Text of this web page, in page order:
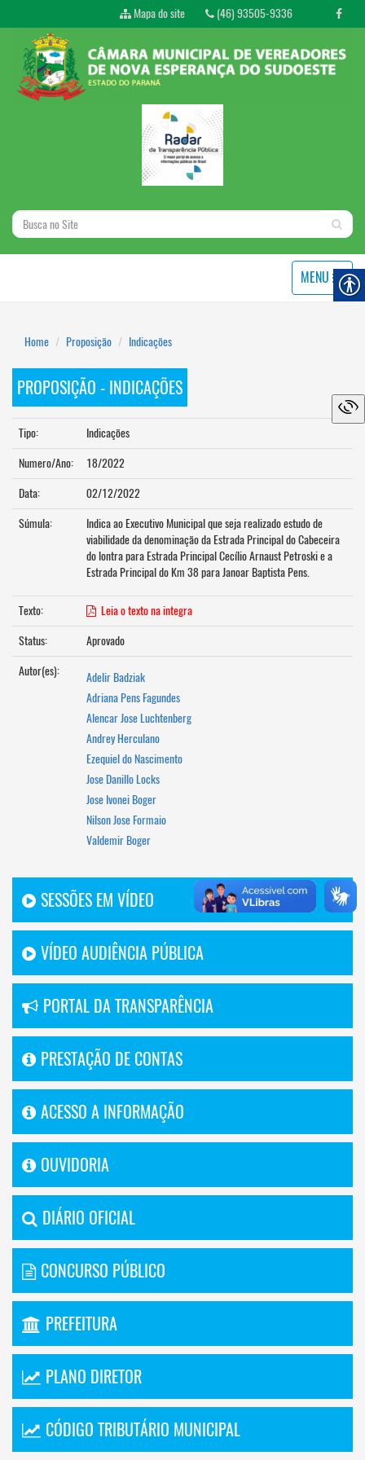
Mapa do site (46) 93505-9336
MENU
Home Proposição Indicações
PROPOSIÇÃO - INDICAÇÕES
Tipo:
Indicações
Numero/Ano:
18/2022
Data:
02/12/2022
Súmula:
Indica ao Executivo Municipal que seja realizado estudo de
viabilidade da denominação da Estrada Principal do Cabeceira
do lontra para Estrada Principal Cecílio Arnaust Petroski e a
Estrada Principal do Km 38 para Janoar Baptista Pens.
Texto:
Leia o texto na integra
Status:
Aprovado
Autor(es):
Adelir Badziak
Adriana Pens Fagundes
Alencar Jose Luchtenberg
Andrey Herculano
Ezequiel do Nascimento
Jose Danillo Locks
Jose Ivonei Boger
Nilson Jose Formaio
Valdemir Boger
SESSÕES EM VÍDEO
VÍDEO AUDIÊNCIA PÚBLICA
PORTAL DA TRANSPARÊNCIA
PRESTAÇÃO DE CONTAS
ACESSO A INFORMAÇÃO
OUVIDORIA
DIÁRIO OFICIAL
CONCURSO PÚBLICO
PREFEITURA
PLANO DIRETOR
CÓDIGO TRIBUTÁRIO MUNICIPAL